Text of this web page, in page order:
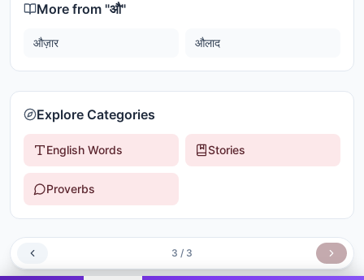
More from "औ"
औज़ार औलाद
Explore Categories
English Words Stories
Proverbs
3 / 3